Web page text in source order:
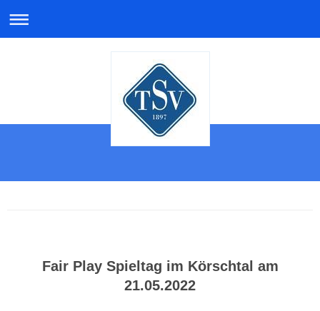
Fair Play Spieltag im Körschtal am
21.05.2022